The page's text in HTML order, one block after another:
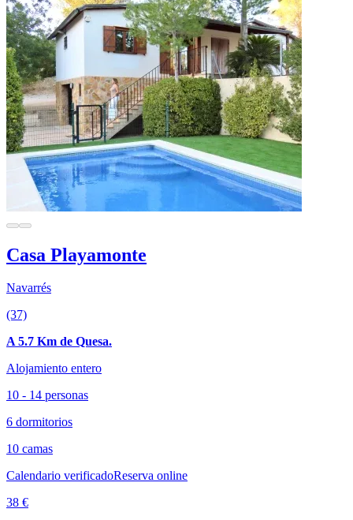
Casa Playamonte
Navarrés
(37)
A 5.7 Km de Quesa.
Alojamiento entero
10 - 14 personas
6 dormitorios
10 camas
Calendario verificadoReserva online
38 €